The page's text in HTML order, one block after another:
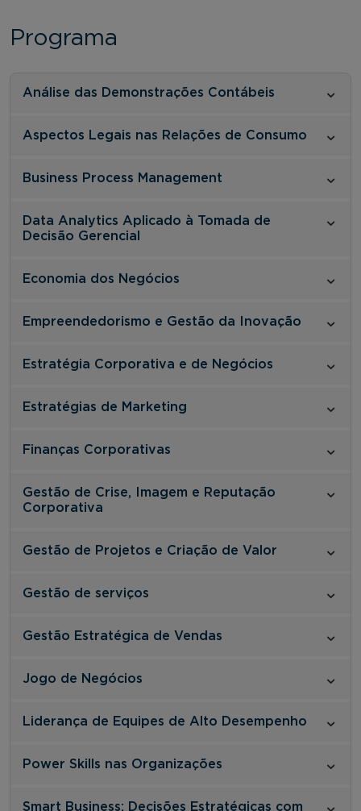
Programa
Análise das Demonstrações Contábeis
Aspectos Legais nas Relações de Consumo
Business Process Management
Data Analytics Aplicado à Tomada de
Decisão Gerencial
Economia dos Negócios
Empreendedorismo e Gestão da Inovação
Estratégia Corporativa e de Negócios
Estratégias de Marketing
Finanças Corporativas
Gestão de Crise, Imagem e Reputação
Corporativa
Gestão de Projetos e Criação de Valor
Gestão de serviços
Gestão Estratégica de Vendas
Jogo de Negócios
Liderança de Equipes de Alto Desempenho
Power Skills nas Organizações
Smart Business: Decisões Estratégicas com